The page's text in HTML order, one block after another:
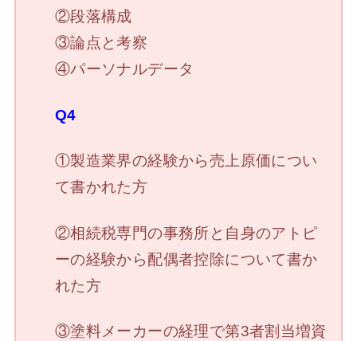
②段落構成
③論点と考察
④パーソナルデータ
Q4
①製造業界の経験から売上原価につい
て書かれた方
②相続税専門の事務所と自身のアトピ
ーの経験から配偶者控除について書か
れた方
③塗料メーカーの経理で第3者割当増資